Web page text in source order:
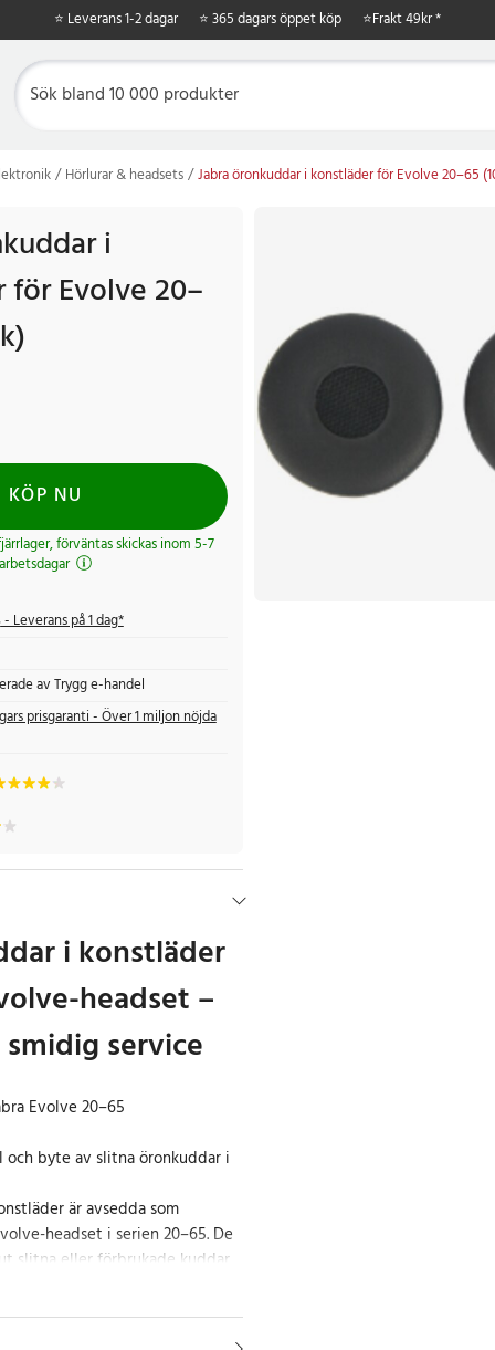
⭐ Leverans 1-2 dagar ⭐ 365 dagars öppet köp ⭐Frakt 49kr *
Hörlurar & headsets Jabra öronkuddar i konstläder för Evolve 20–65
i
Evolve 20–
KÖP NU
förväntas skickas inom 5-7
arbetsdagar
- Leverans på 1 dag*
av Trygg e-handel
prisgaranti - Över 1 miljon nöjda
i konstläder
headset –
service
Evolve 20–65
och byte av slitna öronkuddar i
är avsedda som
headset i serien 20–65. De
slitna eller förbrukade kuddar
headset i drift.